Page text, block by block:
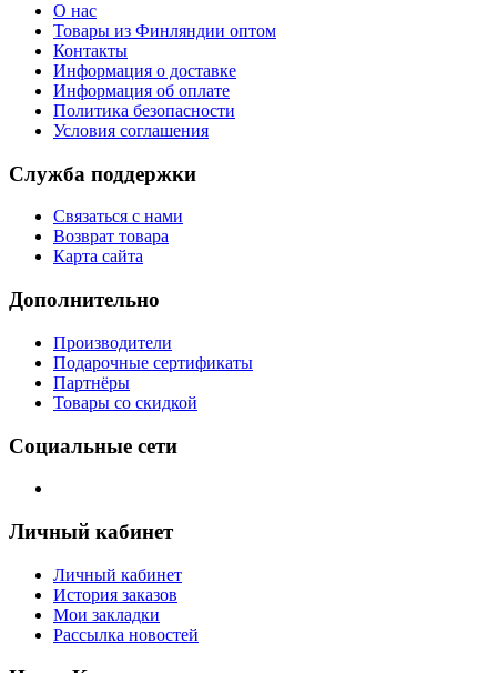
О нас
Товары из Финляндии оптом
Контакты
Информация о доставке
Информация об оплате
Политика безопасности
Условия соглашения
Служба поддержки
Связаться с нами
Возврат товара
Карта сайта
Дополнительно
Производители
Подарочные сертификаты
Партнёры
Товары со скидкой
Социальные сети
Личный кабинет
Личный кабинет
История заказов
Мои закладки
Рассылка новостей